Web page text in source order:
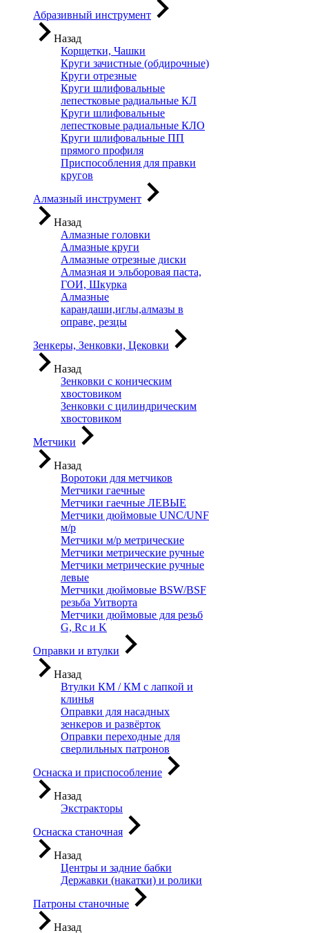
Абразивный инструмент
Назад
Корщетки, Чашки
Круги зачистные (обдирочные)
Круги отрезные
Круги шлифовальные
лепестковые радиальные КЛ
Круги шлифовальные
лепестковые радиальные КЛО
Круги шлифовальные ПП
прямого профиля
Приспособления для правки
кругов
Алмазный инструмент
Назад
Алмазные головки
Алмазные круги
Алмазные отрезные диски
Алмазная и эльборовая паста,
ГОИ, Шкурка
Алмазные
карандаши,иглы,алмазы в
оправе, резцы
Зенкеры, Зенковки, Цековки
Назад
Зенковки с коническим
хвостовиком
Зенковки с цилиндрическим
хвостовиком
Метчики
Назад
Воротоки для метчиков
Метчики гаечные
Метчики гаечные ЛЕВЫЕ
Метчики дюймовые UNC/UNF
м/р
Метчики м/р метрические
Метчики метрические ручные
Метчики метрические ручные
левые
Метчики дюймовые BSW/BSF
резьба Уитворта
Метчики дюймовые для резьб
G, Rc и K
Оправки и втулки
Назад
Втулки КМ / КМ с лапкой и
клинья
Оправки для насадных
зенкеров и развёрток
Оправки переходные для
сверлильных патронов
Оснаска и приспособление
Назад
Экстракторы
Оснаска станочная
Назад
Центры и задние бабки
Державки (накатки) и ролики
Патроны станочные
Назад